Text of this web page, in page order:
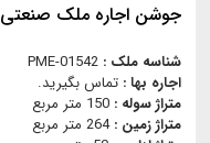
جوشن اجاره ملک صنعتی
شناسه ملک : PME-01542
اجاره بها : تماس بگیرید.
متراژ سوله : 150 متر مربع
متراژ زمین :264 متر مربع